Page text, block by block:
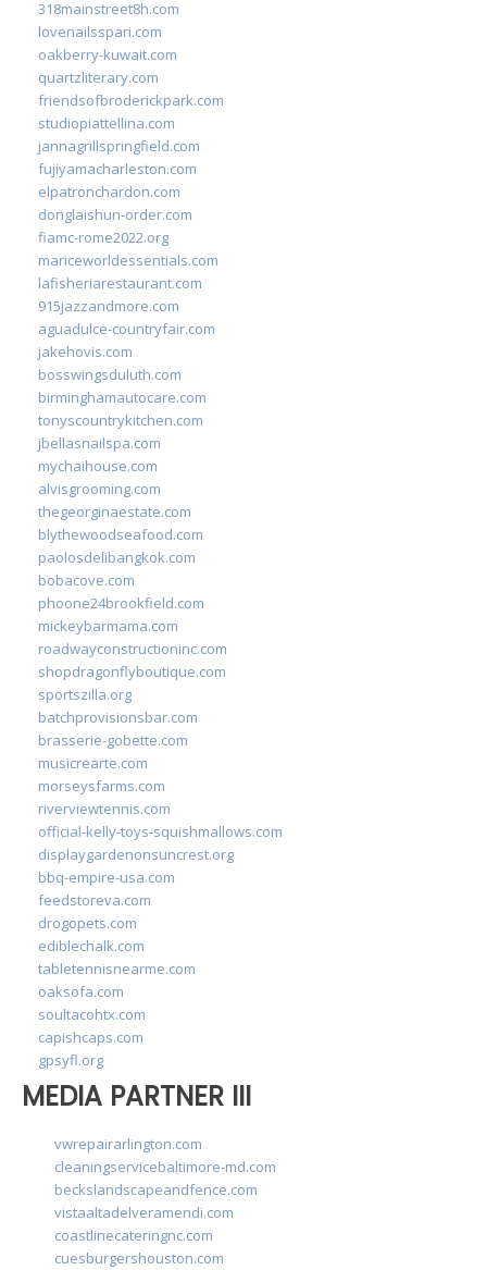
318mainstreet8h.com
lovenailsspari.com
oakberry-kuwait.com
quartzliterary.com
friendsofbroderickpark.com
studiopiattellina.com
jannagrillspringfield.com
fujiyamacharleston.com
elpatronchardon.com
donglaishun-order.com
fiamc-rome2022.org
mariceworldessentials.com
lafisheriarestaurant.com
915jazzandmore.com
aguadulce-countryfair.com
jakehovis.com
bosswingsduluth.com
birminghamautocare.com
tonyscountrykitchen.com
jbellasnailspa.com
mychaihouse.com
alvisgrooming.com
thegeorginaestate.com
blythewoodseafood.com
paolosdelibangkok.com
bobacove.com
phoone24brookfield.com
mickeybarmama.com
roadwayconstructioninc.com
shopdragonflyboutique.com
sportszilla.org
batchprovisionsbar.com
brasserie-gobette.com
musicrearte.com
morseysfarms.com
riverviewtennis.com
official-kelly-toys-squishmallows.com
displaygardenonsuncrest.org
bbq-empire-usa.com
feedstoreva.com
drogopets.com
ediblechalk.com
tabletennisnearme.com
oaksofa.com
soultacohtx.com
capishcaps.com
gpsyfl.org
MEDIA PARTNER III
vwrepairarlington.com
cleaningservicebaltimore-md.com
beckslandscapeandfence.com
vistaaltadelveramendi.com
coastlinecateringnc.com
cuesburgershouston.com